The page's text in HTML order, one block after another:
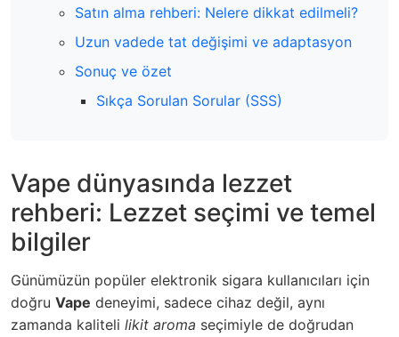
Satın alma rehberi: Nelere dikkat edilmeli?
Uzun vadede tat değişimi ve adaptasyon
Sonuç ve özet
Sıkça Sorulan Sorular (SSS)
Vape dünyasında lezzet
rehberi: Lezzet seçimi ve temel
bilgiler
Günümüzün popüler elektronik sigara kullanıcıları için
doğru Vape deneyimi, sadece cihaz değil, aynı
zamanda kaliteli likit aroma seçimiyle de doğrudan